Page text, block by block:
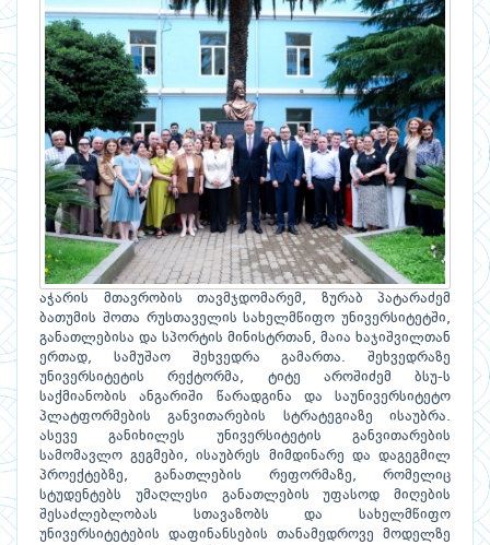
აჭარის მთავრობის თავმჯდომარემ, ზურაბ პატარაძემ
ბათუმის შოთა რუსთაველის სახელმწიფო უნივერსიტეტში,
განათლებისა და სპორტის მინისტრთან, მაია ხაჯიშვილთან
ერთად, სამუშაო შეხვედრა გამართა. შეხვედრაზე
უნივერსიტეტის რექტორმა, ტიტე აროშიძემ ბსუ-ს
საქმიანობის ანგარიში წარადგინა და საუნივერსიტეტო
პლატფორმების განვითარების სტრატეგიაზე ისაუბრა.
ასევე განიხილეს უნივერსიტეტის განვითარების
სამომავლო გეგმები, ისაუბრეს მიმდინარე და დაგეგმილ
პროექტებზე, განათლების რეფორმაზე, რომელიც
სტუდენტებს უმაღლესი განათლების უფასოდ მიღების
შესაძლებლობას სთავაზობს და სახელმწიფო
უნივერსიტეტების დაფინანსების თანამედროვე მოდელზე